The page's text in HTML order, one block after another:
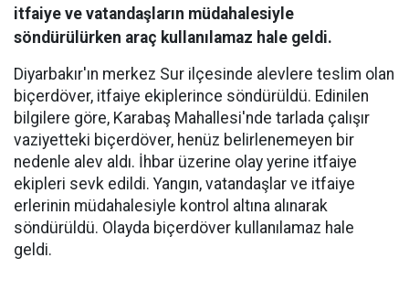
itfaiye ve vatandaşların müdahalesiyle
söndürülürken araç kullanılamaz hale geldi.
Diyarbakır'ın merkez Sur ilçesinde alevlere teslim olan
biçerdöver, itfaiye ekiplerince söndürüldü. Edinilen
bilgilere göre, Karabaş Mahallesi'nde tarlada çalışır
vaziyetteki biçerdöver, henüz belirlenemeyen bir
nedenle alev aldı. İhbar üzerine olay yerine itfaiye
ekipleri sevk edildi. Yangın, vatandaşlar ve itfaiye
erlerinin müdahalesiyle kontrol altına alınarak
söndürüldü. Olayda biçerdöver kullanılamaz hale
geldi.